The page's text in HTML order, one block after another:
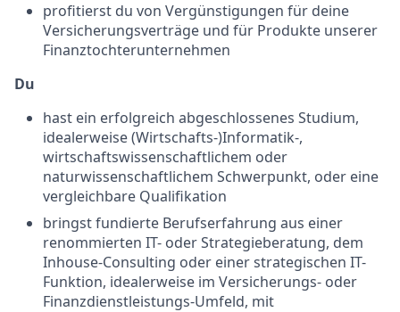
profitierst du von Vergünstigungen für deine
Versicherungsverträge und für Produkte unserer
Finanztochterunternehmen
Du
hast ein erfolgreich abgeschlossenes Studium,
idealerweise (Wirtschafts-)Informatik-,
wirtschaftswissenschaftlichem oder
naturwissenschaftlichem Schwerpunkt, oder eine
vergleichbare Qualifikation
bringst fundierte Berufserfahrung aus einer
renommierten IT- oder Strategieberatung, dem
Inhouse-Consulting oder einer strategischen IT-
Funktion, idealerweise im Versicherungs- oder
Finanzdienstleistungs-Umfeld, mit